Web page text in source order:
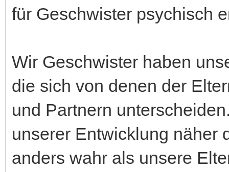
für Geschwister psychisch
Wir Geschwister haben
die sich von denen der
und Partnern
unserer Entwicklung näher
anders wahr als unsere